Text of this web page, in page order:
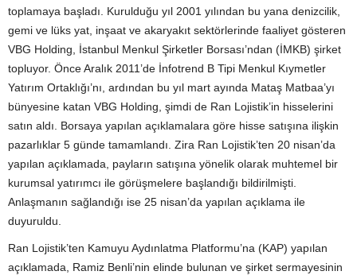
toplamaya başladı. Kurulduğu yıl 2001 yılından bu yana denizcilik,
gemi ve lüks yat, inşaat ve akaryakıt sektörlerinde faaliyet gösteren
VBG Holding, İstanbul Menkul Şirketler Borsası’ndan (İMKB) şirket
topluyor. Önce Aralık 2011’de İnfotrend B Tipi Menkul Kıymetler
Yatırım Ortaklığı’nı, ardından bu yıl mart ayında Mataş Matbaa’yı
bünyesine katan VBG Holding, şimdi de Ran Lojistik’in hisselerini
satın aldı. Borsaya yapılan açıklamalara göre hisse satışına ilişkin
pazarlıklar 5 günde tamamlandı. Zira Ran Lojistik’ten 20 nisan’da
yapılan açıklamada, payların satışına yönelik olarak muhtemel bir
kurumsal yatırımcı ile görüşmelere başlandığı bildirilmişti.
Anlaşmanın sağlandığı ise 25 nisan’da yapılan açıklama ile
duyuruldu.
Ran Lojistik’ten Kamuyu Aydınlatma Platformu’na (KAP) yapılan
açıklamada, Ramiz Benli’nin elinde bulunan ve şirket sermayesinin